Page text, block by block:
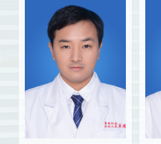
药熨炙、中药塌渍、蜡疗、针刀、浮针
针、中药灌肠等中医外治技术；
2.中医除皱美白、中医功法调护、中
生保健技术；
3.吞咽及言语康复、偏瘫截瘫肢体康
复、心肺康复等康复技术。